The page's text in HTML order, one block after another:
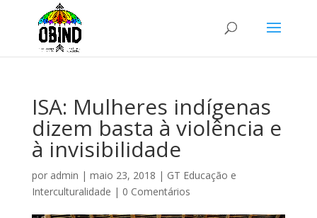
ISA: Mulheres indígenas
dizem basta à violência e
à invisibilidade
por admin | maio 23, 2018 | GT Educação e
Interculturalidade | 0 Comentários